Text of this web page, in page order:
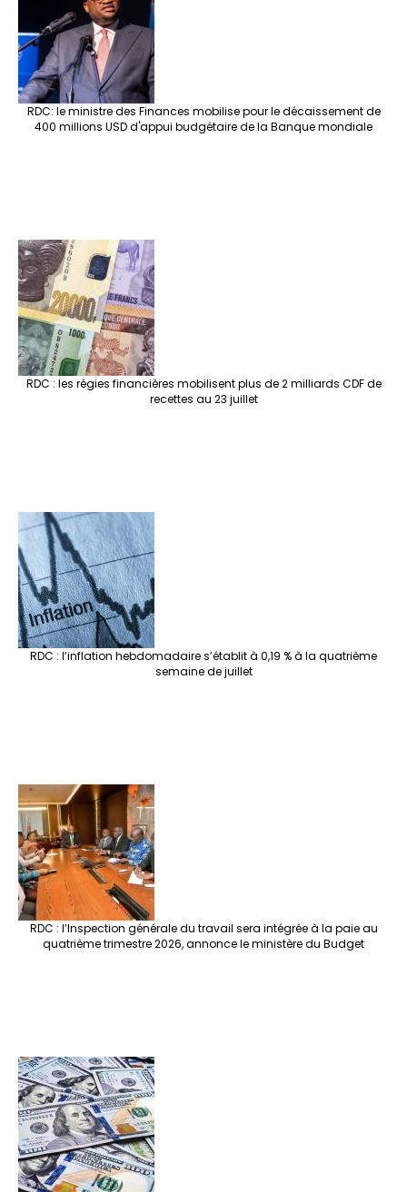
RDC: le ministre des Finances mobilise pour le décaissement de
400 millions USD d'appui budgétaire de la Banque mondiale
RDC : les régies financières mobilisent plus de 2 milliards CDF de
recettes au 23 juillet
RDC : l’inflation hebdomadaire s’établit à 0,19 % à la quatrième
semaine de juillet
RDC : l’Inspection générale du travail sera intégrée à la paie au
quatrième trimestre 2026, annonce le ministère du Budget